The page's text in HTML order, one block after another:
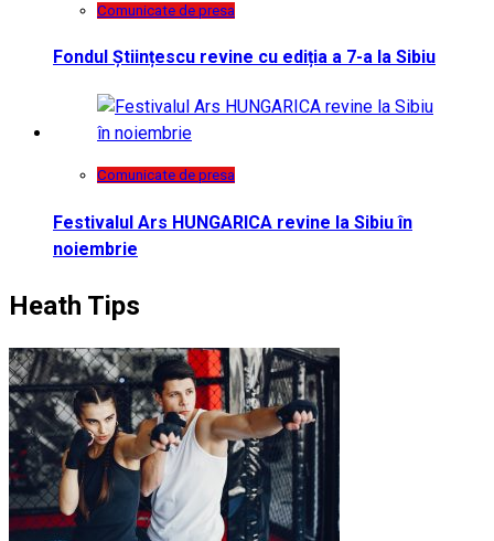
Comunicate de presa
Fondul Științescu revine cu ediția a 7-a la Sibiu
Comunicate de presa
Festivalul Ars HUNGARICA revine la Sibiu în
noiembrie
Heath Tips